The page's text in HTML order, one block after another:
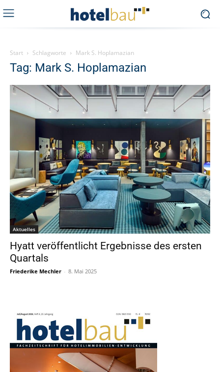
Start Schlagworte Mark S. Hoplamazian
Tag: Mark S. Hoplamazian
Aktuelles
Hyatt veröffentlicht Ergebnisse des ersten
Quartals
Friederike Mechler - 8. Mai 2025